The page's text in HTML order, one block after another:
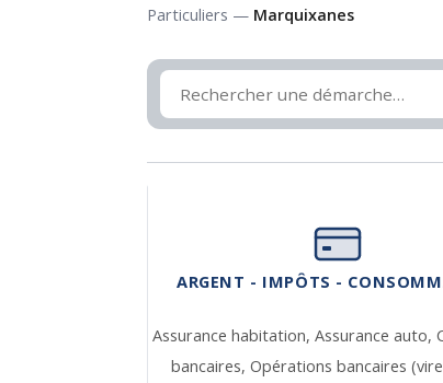
Particuliers — Marquixanes
ARGENT - IMPÔTS -
Assurance habitation,Assurance auto,
bancaires, Opérations bancaires